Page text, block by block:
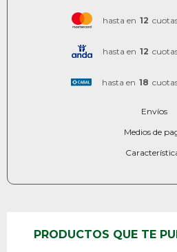
hasta en 12
hasta en 12
hasta en 18
Envíos
Medios de
PRODUCTOS QUE TE